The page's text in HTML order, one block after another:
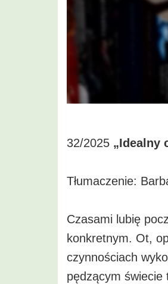
32/2025 „Idealny
Tłumaczenie:
Czasami lubię
konkretnym. Ot,
czynnościach
pędzącym świecie